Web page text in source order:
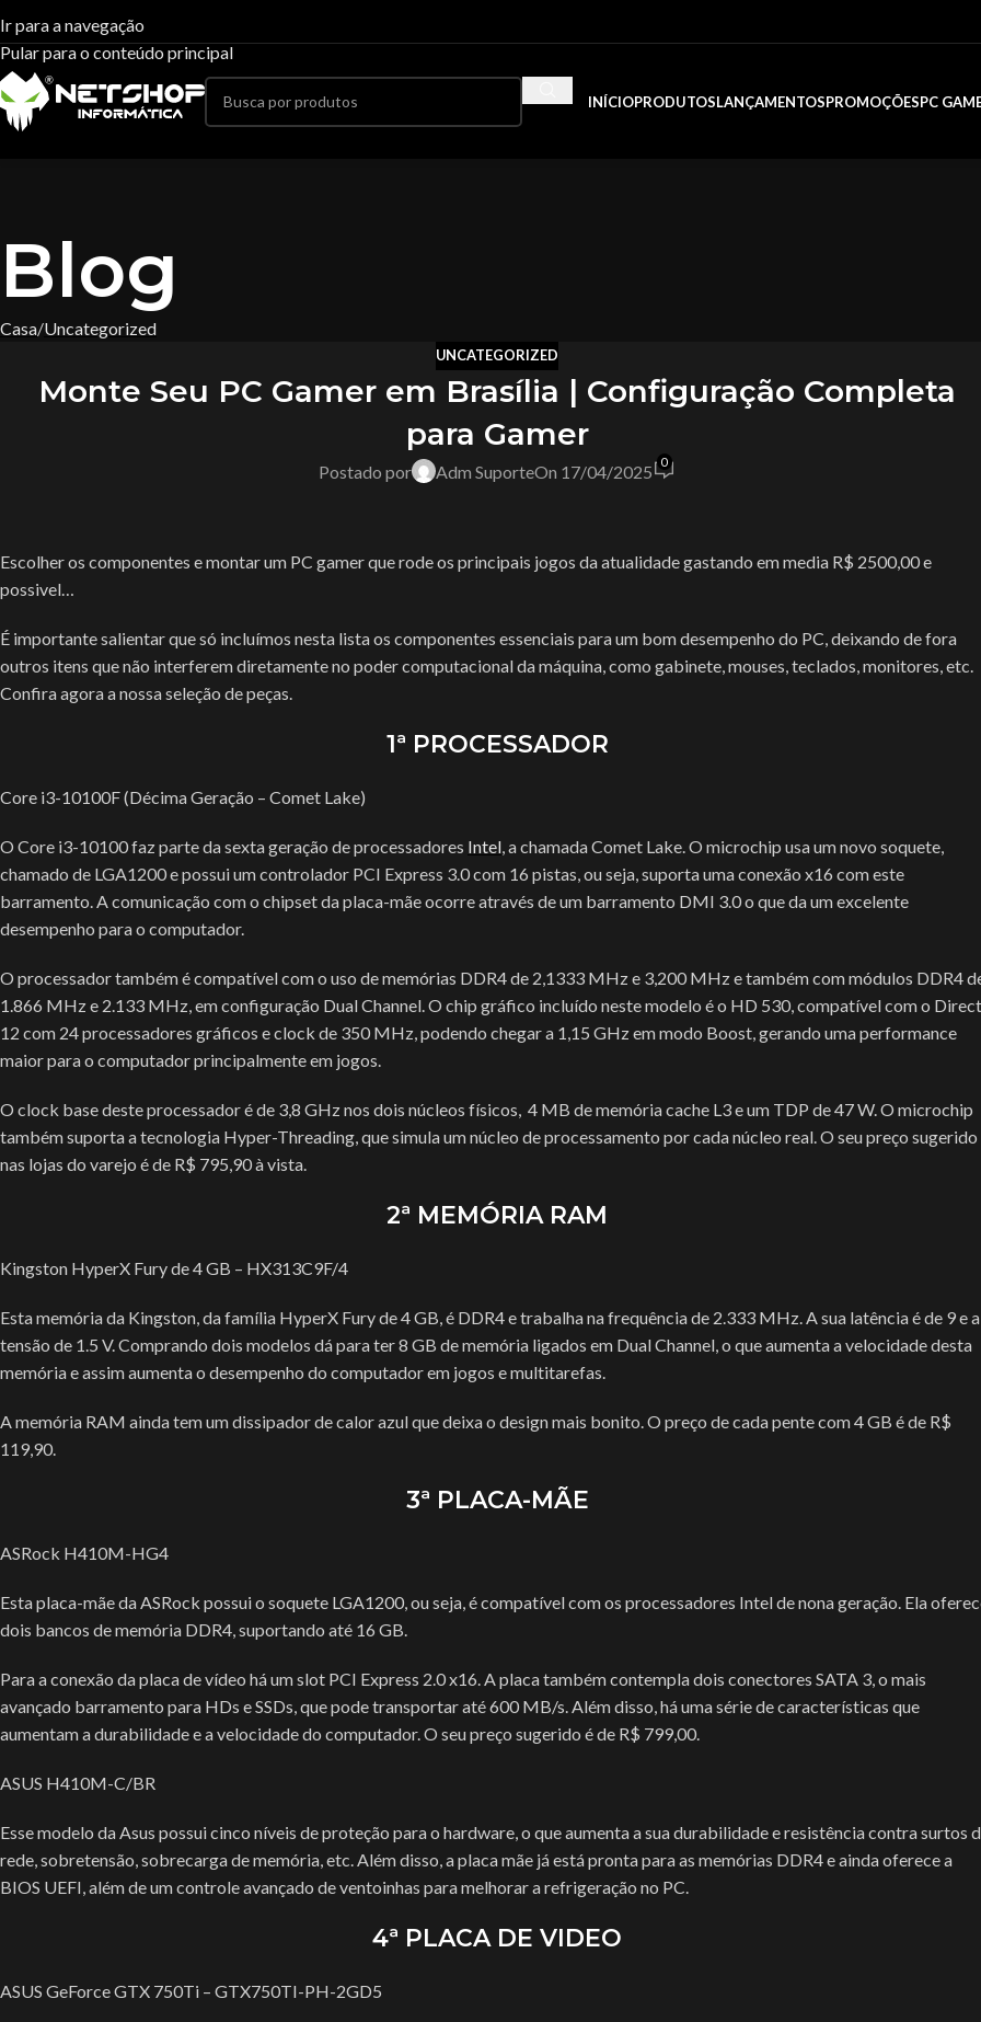
Ir para a navegação
Pular para o conteúdo principal
INÍCIOPRODUTOS
ACESSÓRIOS
Acessórios Apple
Base Para Notebook
Controlador De LED
Ferramentas
Fita De Led
HUB USB
Keycap
Leitor De
Nobreak |
Pilhas
LANÇAMENTOSPROMOÇÕESPC
Acessórios Apple
Apresentador De Slides
Base Para Notebook
Cadeiras Gamer E Sim...
Carregadores
Ferramentas
Gravador De Voz
Gravadora & Reprodutora
Leitor Biométrico
Leitor De Cartão Magnético
Mesa Gamer
Pilhas Recarregáveis
Scanner
Suportes
Blog
Casa Uncategorized
UNCATEGORIZED
Monte Seu PC Gamer em Brasília | Configuração Completa
para Gamer
Postado por Adm SuporteOn 17/04/2025 0
Escolher os componentes e montar um PC gamer que rode os principais jogos da atualidade gastando em media R$ 2500,00 e
possivel…
É importante salientar que só incluímos nesta lista os componentes essenciais para um bom desempenho do PC, deixando de fora
outros itens que não interferem diretamente no poder computacional da máquina, como gabinete, mouses, teclados, monitores, etc.
Confira agora a nossa seleção de peças.
1ª PROCESSADOR
Core i3-10100F (Décima Geração – Comet Lake)
O Core i3-10100 faz parte da sexta geração de processadores Intel, a chamada Comet Lake. O microchip usa um novo soquete,
chamado de LGA1200 e possui um controlador PCI Express 3.0 com 16 pistas, ou seja, suporta uma conexão x16 com este
barramento. A comunicação com o chipset da placa-mãe ocorre através de um barramento DMI 3.0 o que da um excelente
desempenho para o computador.
O processador também é compatível com o uso de memórias DDR4 de 2,1333 MHz e 3,200 MHz e também com módulos DDR4
1.866 MHz e 2.133 MHz, em configuração Dual Channel. O chip gráfico incluído neste modelo é o HD 530, compatível com o
12 com 24 processadores gráficos e clock de 350 MHz, podendo chegar a 1,15 GHz em modo Boost, gerando uma performance
maior para o computador principalmente em jogos.
O clock base deste processador é de 3,8 GHz nos dois núcleos físicos, 4 MB de memória cache L3 e um TDP de 47 W. O microchip
também suporta a tecnologia Hyper-Threading, que simula um núcleo de processamento por cada núcleo real. O seu preço sugerido
nas lojas do varejo é de R$ 795,90 à vista.
2ª MEMÓRIA RAM
Kingston HyperX Fury de 4 GB – HX313C9F/4
Esta memória da Kingston, da família HyperX Fury de 4 GB, é DDR4 e trabalha na frequência de 2.333 MHz. A sua latência é de 9 e a
tensão de 1.5 V. Comprando dois modelos dá para ter 8 GB de memória ligados em Dual Channel, o que aumenta a velocidade desta
memória e assim aumenta o desempenho do computador em jogos e multitarefas.
A memória RAM ainda tem um dissipador de calor azul que deixa o design mais bonito. O preço de cada pente com 4 GB é de R$
119,90.
3ª PLACA-MÃE
ASRock H410M-HG4
Esta placa-mãe da ASRock possui o soquete LGA1200, ou seja, é compatível com os processadores Intel de nona geração. Ela
dois bancos de memória DDR4, suportando até 16 GB.
Para a conexão da placa de vídeo há um slot PCI Express 2.0 x16. A placa também contempla dois conectores SATA 3, o mais
avançado barramento para HDs e SSDs, que pode transportar até 600 MB/s. Além disso, há uma série de características que
aumentam a durabilidade e a velocidade do computador. O seu preço sugerido é de R$ 799,00.
ASUS H410M-C/BR
Esse modelo da Asus possui cinco níveis de proteção para o hardware, o que aumenta a sua durabilidade e resistência contra surtos
rede, sobretensão, sobrecarga de memória, etc. Além disso, a placa mãe já está pronta para as memórias DDR4 e ainda oferece a
BIOS UEFI, além de um controle avançado de ventoinhas para melhorar a refrigeração no PC.
4ª PLACA DE VIDEO
ASUS GeForce GTX 750Ti – GTX750TI-PH-2GD5